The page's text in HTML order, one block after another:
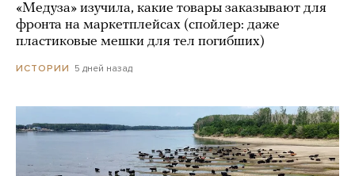
«Медуза» изучила, какие товары заказывают для
фронта на маркетплейсах (спойлер: даже
пластиковые мешки для тел погибших)
ИСТОРИИ 5 дней назад